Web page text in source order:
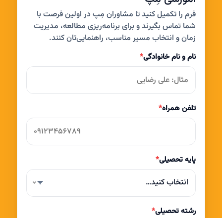
فرم را تکمیل کنید تا مشاوران مِپ در اولین فرصت با
شما تماس بگیرند و برای برنامه‌ریزی مطالعه، مدیریت
زمان و انتخاب مسیر مناسب، راهنمایی‌تان کنند.
نام و نام خانوادگی*
تلفن همراه*
پایه تحصیلی*
انتخاب کنید…
رشته تحصیلی*